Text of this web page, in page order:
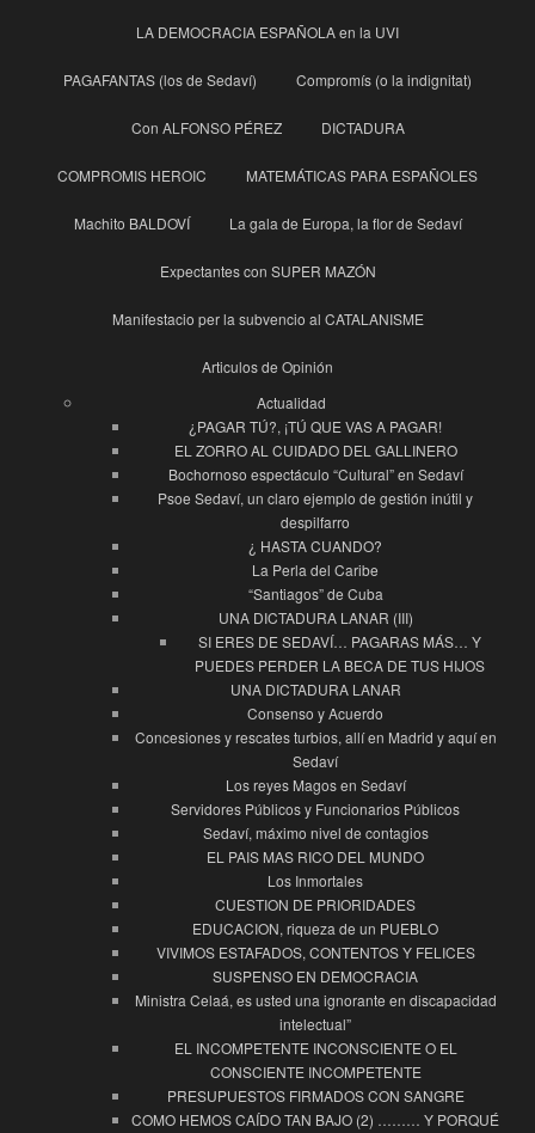
LA DEMOCRACIA ESPAÑOLA en la UVI
PAGAFANTAS (los de Sedaví) Compromís (o la indignitat)
Con ALFONSO PÉREZ DICTADURA
COMPROMIS HEROIC MATEMÁTICAS PARA ESPAÑOLES
Machito BALDOVÍ La gala de Europa, la flor de Sedaví
Expectantes con SUPER MAZÓN
Manifestacio per la subvencio al CATALANISME
Articulos de Opinión
Actualidad
¿PAGAR TÚ?, ¡TÚ QUE VAS A PAGAR!
EL ZORRO AL CUIDADO DEL GALLINERO
Bochornoso espectáculo “Cultural” en Sedaví
Psoe Sedaví, un claro ejemplo de gestión inútil y
despilfarro
¿ HASTA CUANDO?
La Perla del Caribe
“Santiagos” de Cuba
UNA DICTADURA LANAR (III)
SI ERES DE SEDAVÍ… PAGARAS MÁS… Y
PUEDES PERDER LA BECA DE TUS HIJOS
UNA DICTADURA LANAR
Consenso y Acuerdo
Concesiones y rescates turbios, allí en Madrid y aquí en
Sedaví
Los reyes Magos en Sedaví
Servidores Públicos y Funcionarios Públicos
Sedaví, máximo nivel de contagios
EL PAIS MAS RICO DEL MUNDO
Los Inmortales
CUESTION DE PRIORIDADES
EDUCACION, riqueza de un PUEBLO
VIVIMOS ESTAFADOS, CONTENTOS Y FELICES
SUSPENSO EN DEMOCRACIA
Ministra Celaá, es usted una ignorante en discapacidad
intelectual”
EL INCOMPETENTE INCONSCIENTE O EL
CONSCIENTE INCOMPETENTE
PRESUPUESTOS FIRMADOS CON SANGRE
COMO HEMOS CAÍDO TAN BAJO (2) ……… Y PORQUÉ